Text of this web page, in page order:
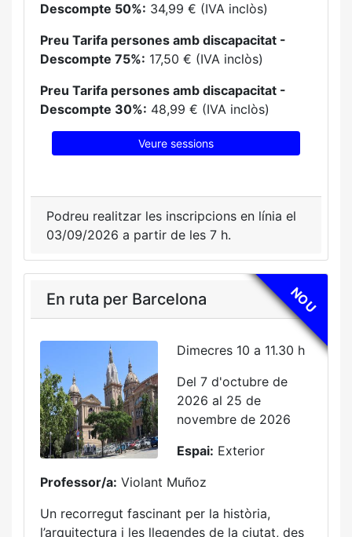
Descompte 50%: 34,99 € (IVA inclòs)
Preu Tarifa persones amb discapacitat -
Descompte 75%: 17,50 € (IVA inclòs)
Preu Tarifa persones amb discapacitat -
Descompte 30%: 48,99 € (IVA inclòs)
Veure sessions
Podreu realitzar les inscripcions en línia el
03/09/2026 a partir de les 7 h.
NOU
En ruta per Barcelona
Dimecres 10 a 11.30 h
Del 7 d'octubre de
2026 al 25 de
novembre de 2026
Espai: Exterior
Professor/a: Violant Muñoz
Un recorregut fascinant per la història,
l’arquitectura i les llegendes de la ciutat, des